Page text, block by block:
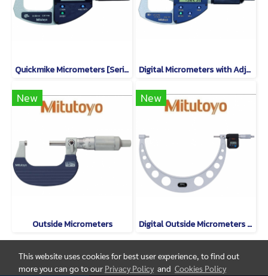
Quickmike Micrometers [Series 293] Digital Micrometers with Adjustable Measuring Force [Series 227]
New
Outside Micrometers
New
Digital Outside Micrometers [Series 293]
This website uses cookies for best user experience, to find out
more you can go to our Privacy Policy and Cookies Policy